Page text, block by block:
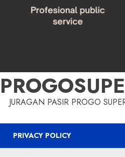
JURAGAN PASIR PROGO
PRIVACY POLICY